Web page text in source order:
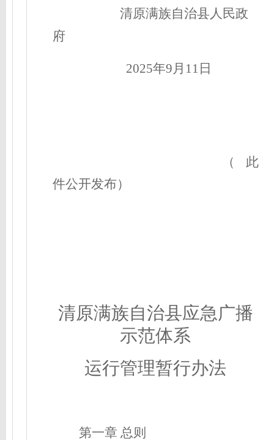
清原满族自治县人民政
府
2025年9月11日
（此
件公开发布）
清原满族自治县应急广播
示范体系
运行管理暂行办法
第一章 总则